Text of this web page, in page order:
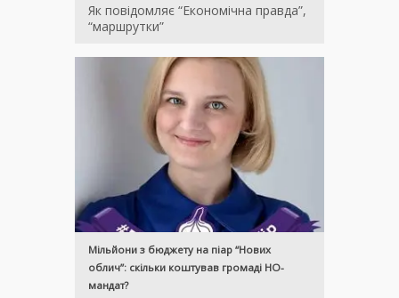
Як повідомляє “Економічна правда”,
“маршрутки”
Мільйони з бюджету на піар “Нових
облич”: скільки коштував громаді НО-
мандат?